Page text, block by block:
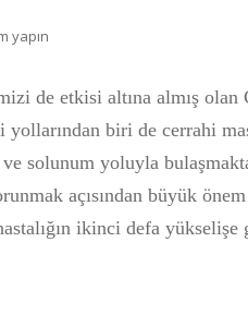
yapın
de etkisi altına almış olan
yollarından biri de cerrahi
solunum yoluyla
açısından büyük
ikinci defa